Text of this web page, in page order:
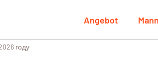
Angebot
году